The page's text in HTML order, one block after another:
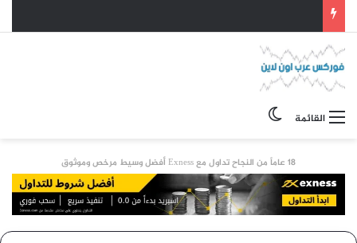
القائمة
18 عاماً من النجاح تداول مع Exness أفضل وسيط مرخص وموثوق